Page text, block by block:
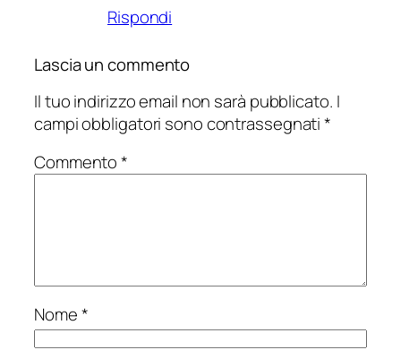
Rispondi
Lascia un commento
Il tuo indirizzo email non sarà pubblicato. I
campi obbligatori sono contrassegnati*
Commento*
Nome*